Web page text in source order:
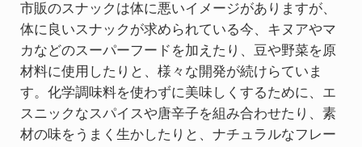
市販のスナックは体に悪いイメージがありますが、
体に良いスナックが求められている今、キヌアやマ
カなどのスーパーフードを加えたり、豆や野菜を原
材料に使用したりと、様々な開発が続けらていま
す。化学調味料を使わずに美味しくするために、エ
スニックなスパイスや唐辛子を組み合わせたり、素
材の味をうまく生かしたりと、ナチュラルなフレー